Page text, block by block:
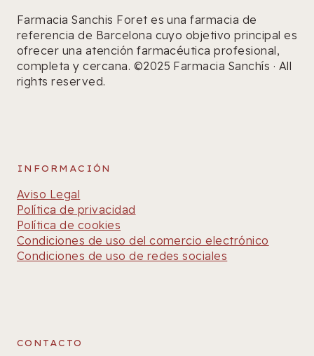
Farmacia Sanchis Foret es una farmacia de
referencia de Barcelona cuyo objetivo principal es
ofrecer una atención farmacéutica profesional,
completa y cercana. ©2025 Farmacia Sanchís · All
rights reserved.
INFORMACIÓN
Aviso Legal
Política de privacidad
Política de cookies
Condiciones de uso del comercio electrónico
Condiciones de uso de redes sociales
CONTACTO